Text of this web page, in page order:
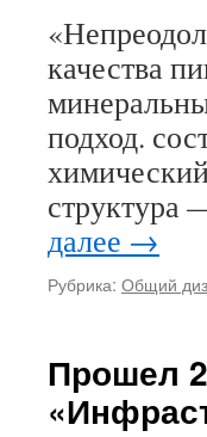
качества
подход.
структура
далее →
Рубрика: Общий
Прошел